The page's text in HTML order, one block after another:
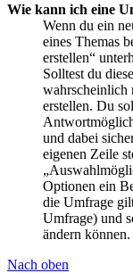
Wie kann ich eine
Wenn du ein
eines Themas
erstellen“
Solltest du
wahrscheinlich
erstellen. Du
und dabei
eigenen Zeile
Optionen ein
die Umfrage
Umfrage) und
ändern können.
Nach oben